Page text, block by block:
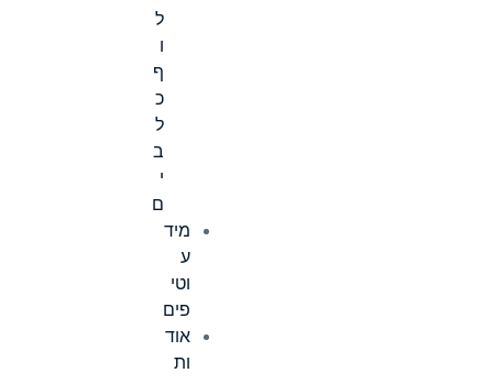
ל
ו
ף
כ
ל
ב
י
ם
מיד
ע
וטי
פים
אוד
ות